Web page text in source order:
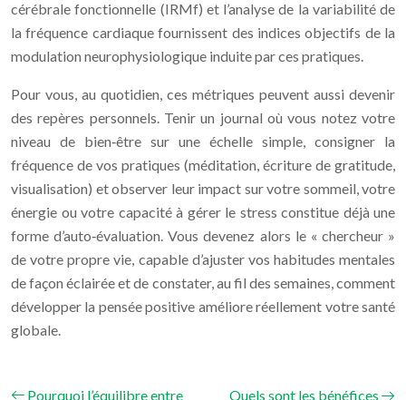
cérébrale fonctionnelle (IRMf) et l’analyse de la variabilité de
la fréquence cardiaque fournissent des indices objectifs de la
modulation neurophysiologique induite par ces pratiques.
Pour vous, au quotidien, ces métriques peuvent aussi devenir
des repères personnels. Tenir un journal où vous notez votre
niveau de bien‑être sur une échelle simple, consigner la
fréquence de vos pratiques (méditation, écriture de gratitude,
visualisation) et observer leur impact sur votre sommeil, votre
énergie ou votre capacité à gérer le stress constitue déjà une
forme d’auto‑évaluation. Vous devenez alors le « chercheur »
de votre propre vie, capable d’ajuster vos habitudes mentales
de façon éclairée et de constater, au fil des semaines, comment
développer la pensée positive améliore réellement votre santé
globale.
Pourquoi l’équilibre entre
Quels sont les bénéfices